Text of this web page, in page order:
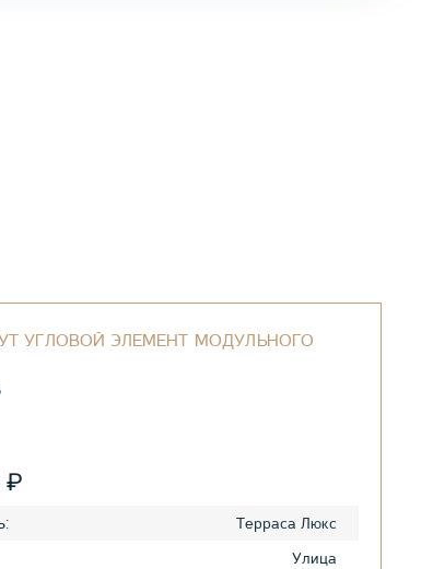
УГЛОВОЙ ЭЛЕМЕНТ МОДУЛЬНОГО
₽
Терраса Люкс
Улица